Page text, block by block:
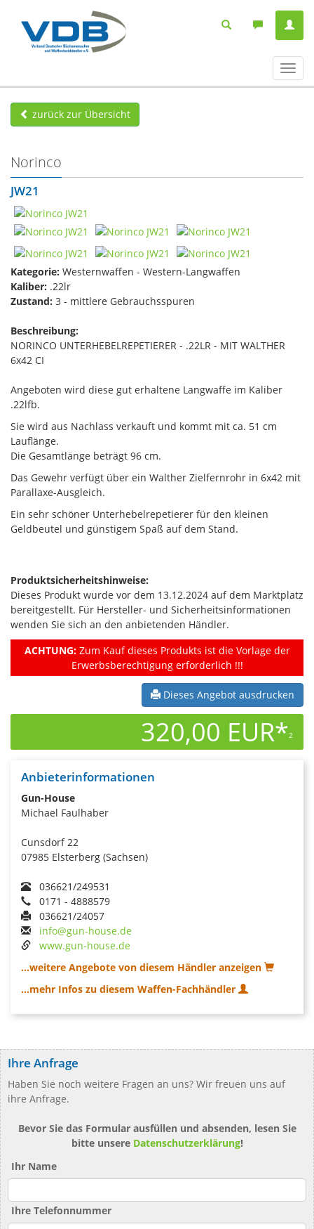
ein-/
zurück zur Übersicht
Norinco
JW21
Kategorie: Westernwaffen - Western-Langwaffen
Kaliber: .22lr
Zustand: 3 - mittlere Gebrauchsspuren
Beschreibung:
NORINCO UNTERHEBELREPETIERER - .22LR - MIT WALTHER
6x42 CI
Angeboten wird diese gut erhaltene Langwaffe im Kaliber
.22lfb.
Sie wird aus Nachlass verkauft und kommt mit ca. 51 cm
Lauflänge.
Die Gesamtlänge beträgt 96 cm.
Das Gewehr verfügt über ein Walther Zielfernrohr in 6x42 mit
Parallaxe-Ausgleich.
Ein sehr schöner Unterhebelrepetierer für den kleinen
Geldbeutel und günstigem Spaß auf dem Stand.
Produktsicherheitshinweise:
Dieses Produkt wurde vor dem 13.12.2024 auf dem Marktplatz
bereitgestellt. Für Hersteller- und Sicherheitsinformationen
wenden Sie sich an den anbietenden Händler.
ACHTUNG:Zum Kauf dieses Produkts ist die Vorlage der
Erwerbsberechtigung erforderlich !!!
Dieses Angebot ausdrucken
320,00 EUR*2
Anbieterinformationen
Gun-House
Michael Faulhaber
Cunsdorf 22
07985 Elsterberg (Sachsen)
036621/249531
0171 - 4888579
036621/24057
info@gun-house.de
www.gun-house.de
...weitere Angebote von diesem Händler anzeigen
...mehr Infos zu diesem Waffen-Fachhändler
Ihre Anfrage
Haben Sie noch weitere Fragen an uns? Wir freuen uns auf
ihre Anfrage.
Bevor Sie das Formular ausfüllen und absenden, lesen Sie
bitte unsere Datenschutzerklärung!
Ihr Name
Ihre Telefonnummer